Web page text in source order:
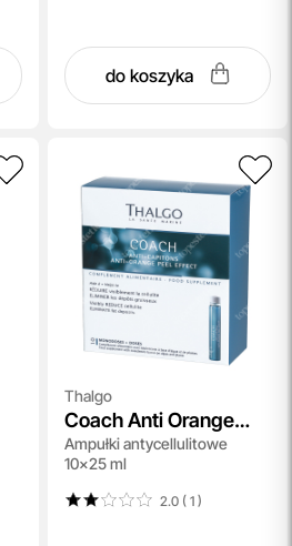
do koszyka
Thalgo
Coach Anti Orange
Peel Effect
Ampułki antycellulitowe
10x25 ml
2.0 ( 1)